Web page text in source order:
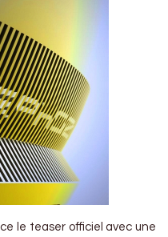
le teaser officiel avec une